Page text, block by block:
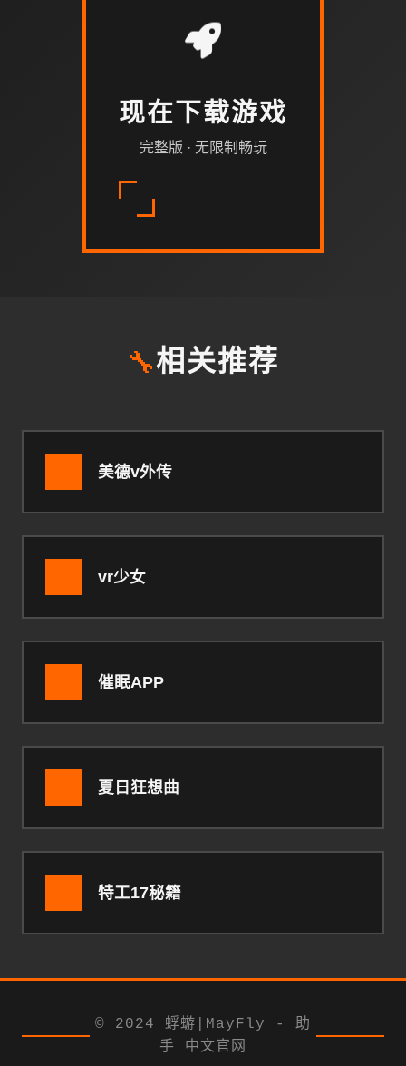
现在下载游戏
完整版 · 无限制畅玩
🔧相关推荐
美德v外传
vr少女
催眠APP
夏日狂想曲
特工17秘籍
© 2024 蜉蝣|MayFly - 助
手 中文官网